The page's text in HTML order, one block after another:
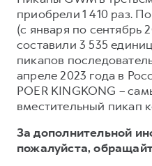
приобрели 1 410 раз.
(с января по сентябрь
составили 3 535
пикапов
апреле 2023 года в
POER KINGKONG –
вместительный пикап
За дополнительной
пожалуйста,